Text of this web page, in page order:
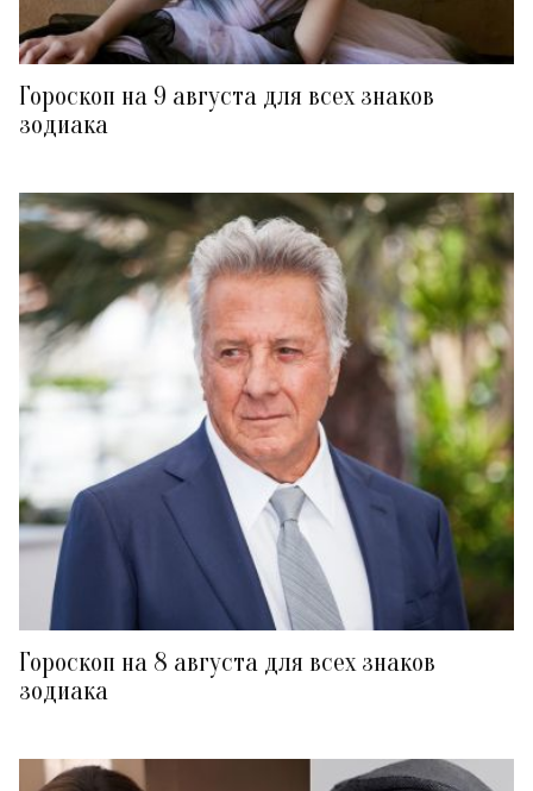
Гороскоп на 9 августа для всех знаков
зодиака
Гороскоп на 8 августа для всех знаков
зодиака